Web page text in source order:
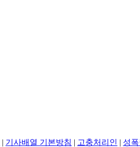
| 기사배열 기본방침 | 고충처리인 | 성